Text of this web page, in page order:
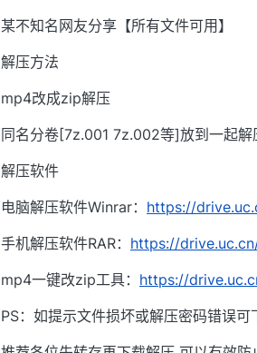
某不知名网友分享【所有文件可用】
解压方法
mp4改成zip解压
同名分卷[7z.001 7z.002等]放到一起解
解压软件
电脑解压软件Winrar： https://
手机解压软件RAR： https://
mp4一键改zip工具： https://
PS：如提示文件损坏或解压密码错误可